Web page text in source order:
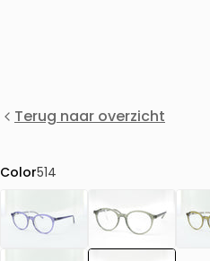
Terug naar overzicht
Color514